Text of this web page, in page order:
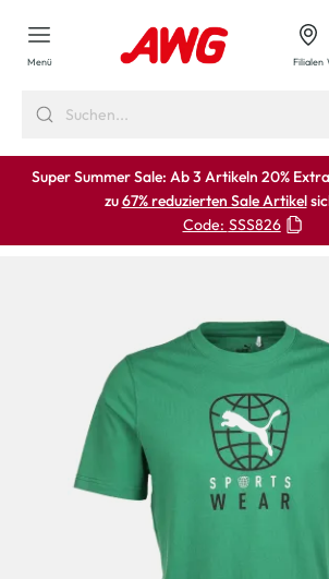
springen
Menü Filialen
Super Summer Sale: Ab 3 Artikeln 20%
zu67% reduzierten Sale Artikel
Code: SSS826